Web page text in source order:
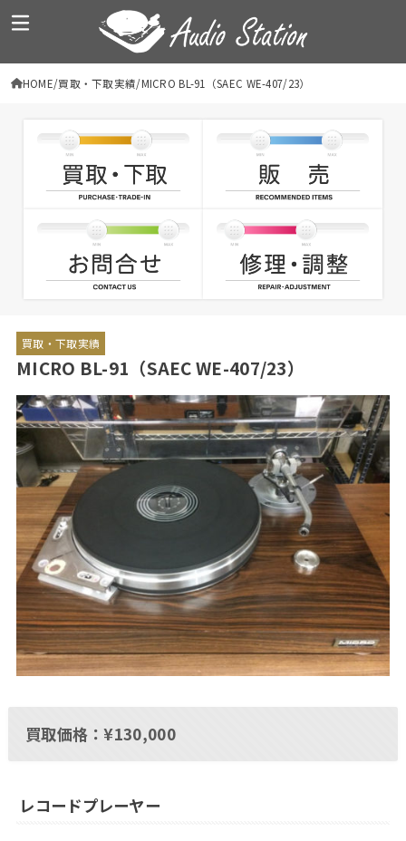
HOME 買取・下取実績 MICRO BL-91（SAEC WE-407/23）
買取・下取実績
MICRO BL-91（SAEC WE-407/23）
買取価格：¥130,000
レコードプレーヤー